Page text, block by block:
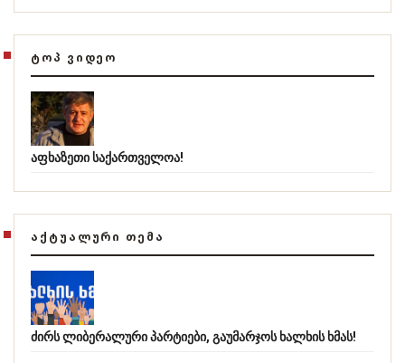
ᲢᲝᲞ ᲕᲘᲓᲔᲝ
აფხაზეთი საქართველოა!
ᲐᲥᲢᲣᲐᲚᲣᲠᲘ ᲗᲔᲛᲐ
ძირს ლიბერალური პარტიები, გაუმარჯოს ხალხის ხმას!